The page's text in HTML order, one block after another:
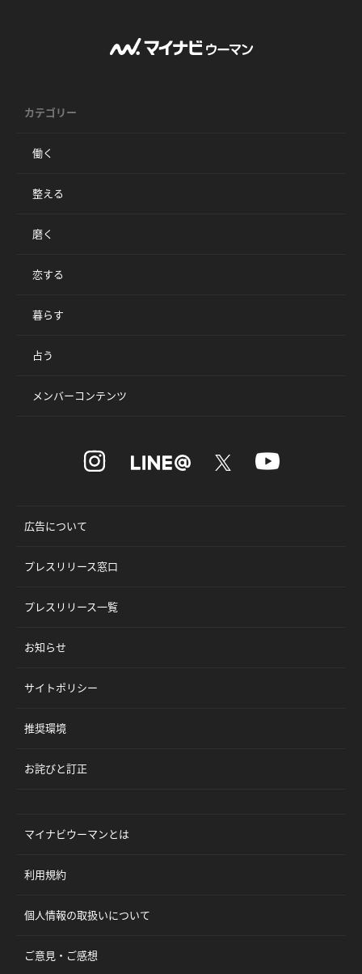
カテゴリー
働く
整える
磨く
恋する
暮らす
占う
メンバーコンテンツ
広告について
プレスリリース窓口
プレスリリース一覧
お知らせ
サイトポリシー
推奨環境
お詫びと訂正
マイナビウーマンとは
利用規約
個人情報の取扱いについて
ご意見・ご感想